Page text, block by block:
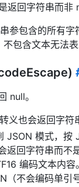
返回字符串而非
参包含的所有
包含文本无法
null。
义也会返回字符
模式，按
返回字符串而不
编码文本内容
（不会编码单引